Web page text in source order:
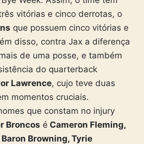
vitórias e cinco derrotas, o
que possuem cinco vitórias e
disso, contra Jax a diferença
de uma posse, e também
do quarterback
Lawrence, cujo teve duas
momentos cruciais.
que constam no injury
Broncos é Cameron Fleming,
Browning, Tyrie